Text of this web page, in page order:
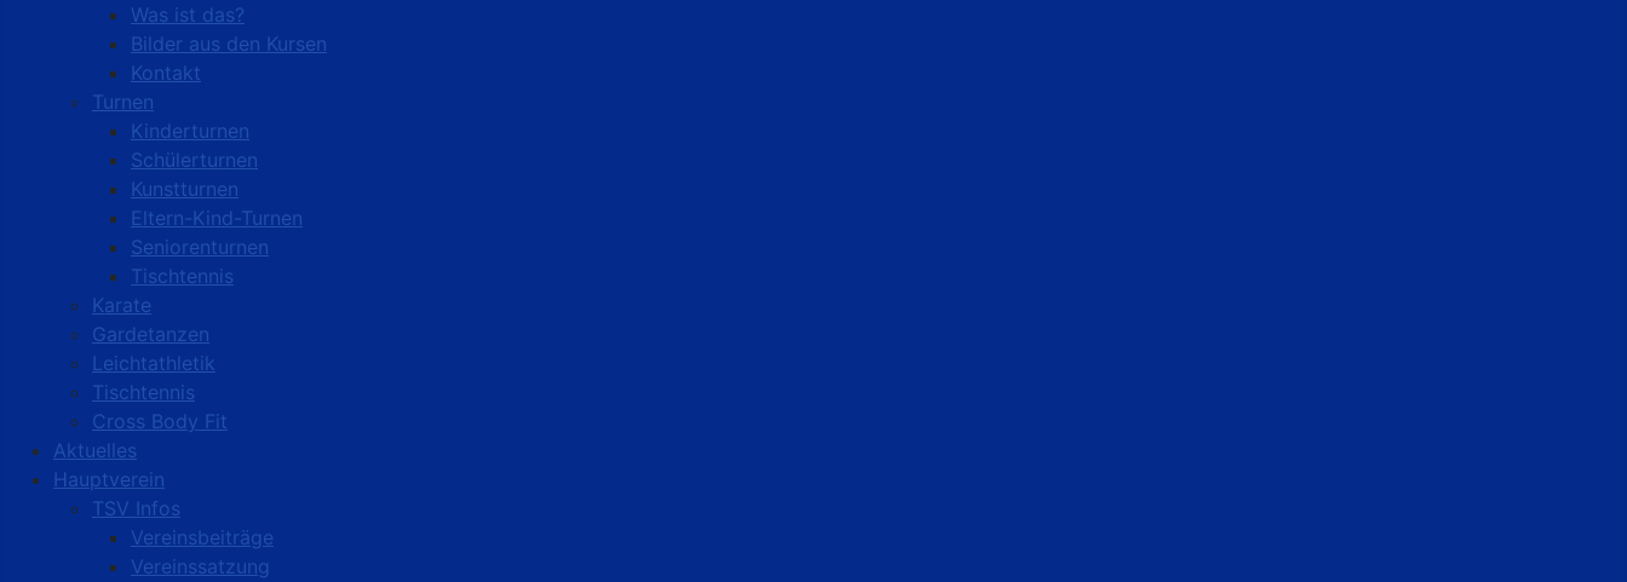
Was ist das?
Bilder aus den Kursen
Kontakt
Turnen
Kinderturnen
Schülerturnen
Kunstturnen
Eltern-Kind-Turnen
Seniorenturnen
Tischtennis
Karate
Gardetanzen
Leichtathletik
Tischtennis
Cross Body Fit
Aktuelles
Hauptverein
TSV Infos
Vereinsbeiträge
Vereinssatzung